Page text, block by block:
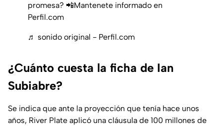
promesa? 📲Mantenete informado en
Perfil.com
♬ sonido original - Perfil.com
¿Cuánto cuesta la ficha de Ian
Subiabre?
Se indica que ante la proyección que tenía hace unos
años, River Plate aplicó una cláusula de 100 millones de